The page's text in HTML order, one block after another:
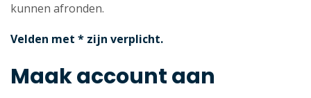
kunnen afronden.
Velden met * zijn verplicht.
Maak account aan